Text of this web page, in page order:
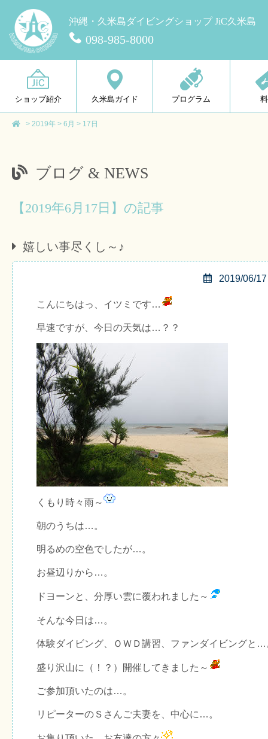
沖縄・久米島ダイビングショップ JiC久米島
098-985-8000
ショップ紹介 久米島ガイド プログラム
> 2019年 > 6月 > 17日
ブログ & NEWS
【2019年6月17日】の記事
嬉しい事尽くし～♪
2019/06/17
こんにちはっ、イツミです…
早速ですが、今日の天気は…？？
くもり時々雨～
朝のうちは…。
明るめの空色でしたが…。
お昼辺りから…。
ドヨーンと、分厚い雲に覆われました～
そんな今日は…。
体験ダイビング、ＯＷＤ講習、ファンダイビングと…
盛り沢山に（！？）開催してきました～
ご参加頂いたのは…。
リピーターのＳさんご夫妻を、中心に…。